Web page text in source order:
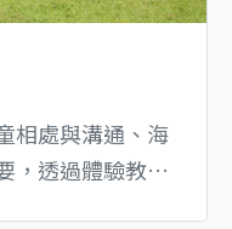
相處與溝通、海
，透過體驗教